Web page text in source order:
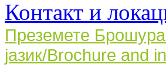
Контакт и
Преземете
јазик/Brochure and